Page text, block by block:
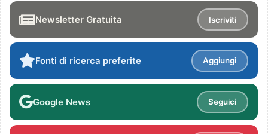
Newsletter Gratuita Iscriviti
Fonti di ricerca preferite Aggiungi
Google News Seguici